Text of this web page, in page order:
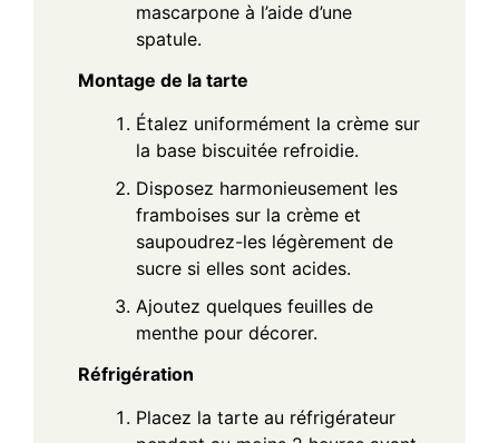
mascarpone à l’aide d’une
spatule.
Montage de la tarte
Étalez uniformément la crème sur
la base biscuitée refroidie.
Disposez harmonieusement les
framboises sur la crème et
saupoudrez-les légèrement de
sucre si elles sont acides.
Ajoutez quelques feuilles de
menthe pour décorer.
Réfrigération
Placez la tarte au réfrigérateur